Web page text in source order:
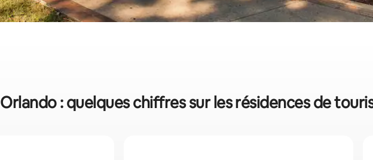
Orlando : quelques chiffres sur les résidences de